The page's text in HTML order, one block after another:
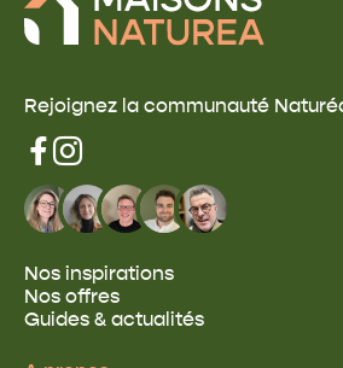
Rejoignez la communauté
Nos inspirations
Nos offres
Guides & actualités